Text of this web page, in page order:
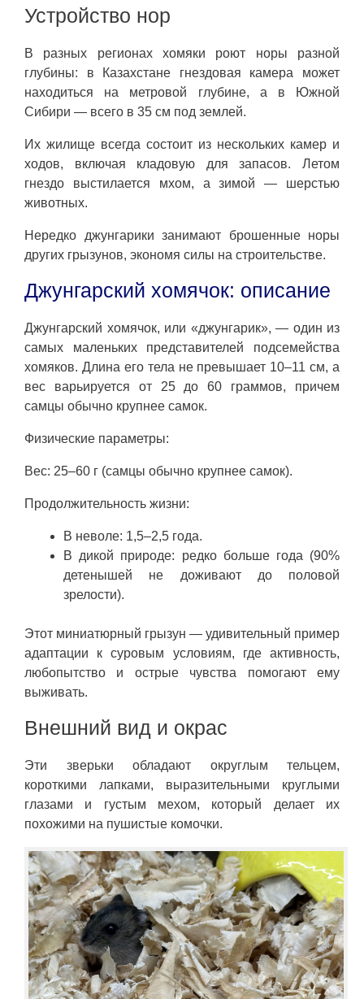
Устройство нор
В разных регионах хомяки роют норы разной
глубины: в Казахстане гнездовая камера может
находиться на метровой глубине, а в Южной
Сибири — всего в 35 см под землей.
Их жилище всегда состоит из нескольких камер и
ходов, включая кладовую для запасов. Летом
гнездо выстилается мхом, а зимой — шерстью
животных.
Нередко джунгарики занимают брошенные норы
других грызунов, экономя силы на строительстве.
Джунгарский хомячок: описание
Джунгарский хомячок, или «джунгарик», — один из
самых маленьких представителей подсемейства
хомяков. Длина его тела не превышает 10–11 см, а
вес варьируется от 25 до 60 граммов, причем
самцы обычно крупнее самок.
Физические параметры:
Вес: 25–60 г (самцы обычно крупнее самок).
Продолжительность жизни:
В неволе: 1,5–2,5 года.
В дикой природе: редко больше года (90%
детенышей не доживают до половой
зрелости).
Этот миниатюрный грызун — удивительный пример
адаптации к суровым условиям, где активность,
любопытство и острые чувства помогают ему
выживать.
Внешний вид и окрас
Эти зверьки обладают округлым тельцем,
короткими лапками, выразительными круглыми
глазами и густым мехом, который делает их
похожими на пушистые комочки.